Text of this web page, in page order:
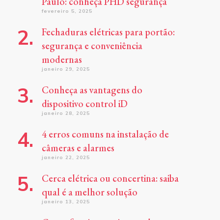
fevereiro 5, 2025
Fechaduras elétricas para portão:
segurança e conveniência
modernas
janeiro 29, 2025
Conheça as vantagens do
dispositivo control iD
janeiro 28, 2025
4 erros comuns na instalação de
câmeras e alarmes
janeiro 22, 2025
Cerca elétrica ou concertina: saiba
qual é a melhor solução
janeiro 13, 2025